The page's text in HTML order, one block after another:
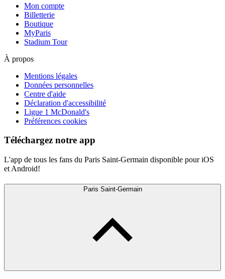
Mon compte
Billetterie
Boutique
MyParis
Stadium Tour
À propos
Mentions légales
Données personnelles
Centre d'aide
Déclaration d'accessibilité
Ligue 1 McDonald's
Préférences cookies
Téléchargez notre app
L'app de tous les fans du Paris Saint-Germain disponible pour iOS
et Android!
Paris Saint-Germain